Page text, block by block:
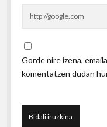
Gorde nire izena,
komentatzen dudan